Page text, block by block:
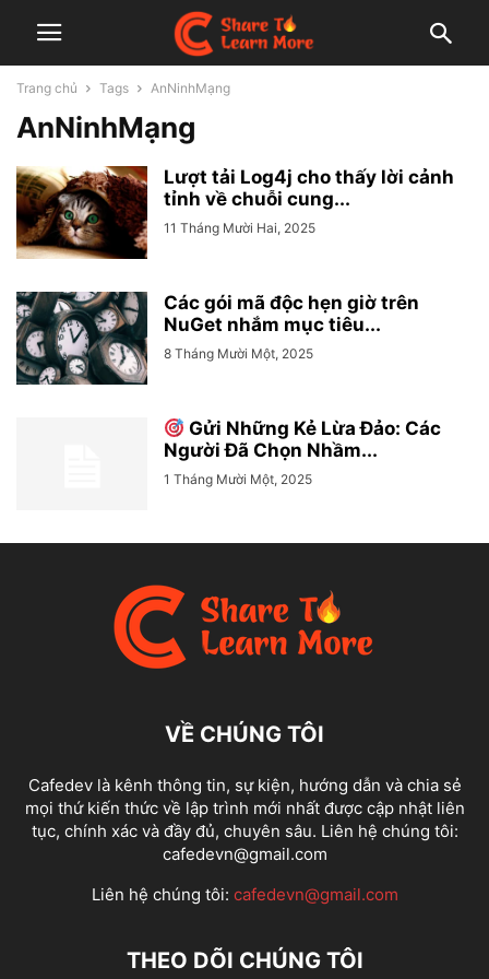
Trang chủ Tags AnNinhMạng
AnNinhMạng
Lượt tải Log4j cho thấy lời cảnh
tỉnh về chuỗi cung...
11 Tháng Mười Hai, 2025
Các gói mã độc hẹn giờ trên
NuGet nhắm mục tiêu...
8 Tháng Mười Một, 2025
Gửi Những Kẻ Lừa Đảo: Các
Người Đã Chọn Nhầm...
1 Tháng Mười Một, 2025
VỀ CHÚNG TÔI
Cafedev là kênh thông tin, sự kiện, hướng dẫn và chia sẻ
mọi thứ kiến thức về lập trình mới nhất được cập nhật liên
tục, chính xác và đầy đủ, chuyên sâu. Liên hệ chúng tôi:
cafedevn@gmail.com
Liên hệ chúng tôi: cafedevn@gmail.com
THEO DÕI CHÚNG TÔI